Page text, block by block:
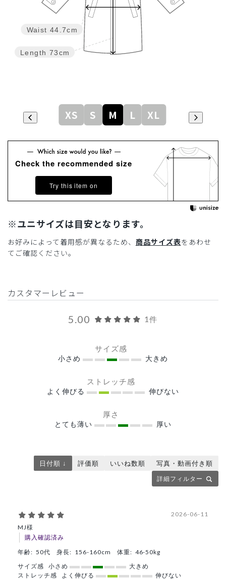
Length 73cm
Waist 44.7cm
XS S M L XL
Check the recommended size
Try this item on
※ユニサイズは目安となります。
お好みによって着用感が異なるため、 商品サイズ表をあわせ
てご確認ください。
カスタマーレビュー
5.00 1件
サイズ感
小さめ 大きめ
ストレッチ感
よく伸びる 伸びない
厚さ
とても薄い 厚い
詳細フィルター
日付順 ↓ 評価順 いいね数順 写真・動画付き順
MJ様
購入確認済み
2026-06-11
年齢: 50代 身長: 156-160cm 体重: 46-50kg
サイズ感
小さめ
大きめ
ストレッチ感
よく伸びる 伸びない